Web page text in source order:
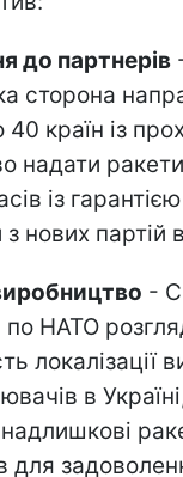
до партнерів
сторона
країн із
надати
із
нових партій
-
по НАТО
локалізації
в
для